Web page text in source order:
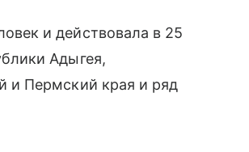
и действовала в 25
Адыгея,
и Пермский края и ряд